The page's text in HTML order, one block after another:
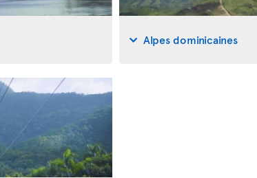
Alpes dominicaines